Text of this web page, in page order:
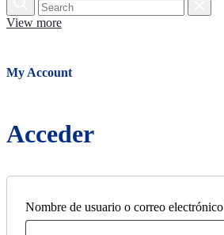
Search Reset
View more
My Account
Acceder
Nombre de usuario o correo electrónico